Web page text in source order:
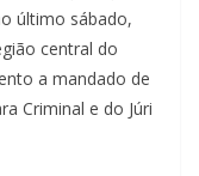
último sábado,
central do
a mandado de
Criminal e do Júri